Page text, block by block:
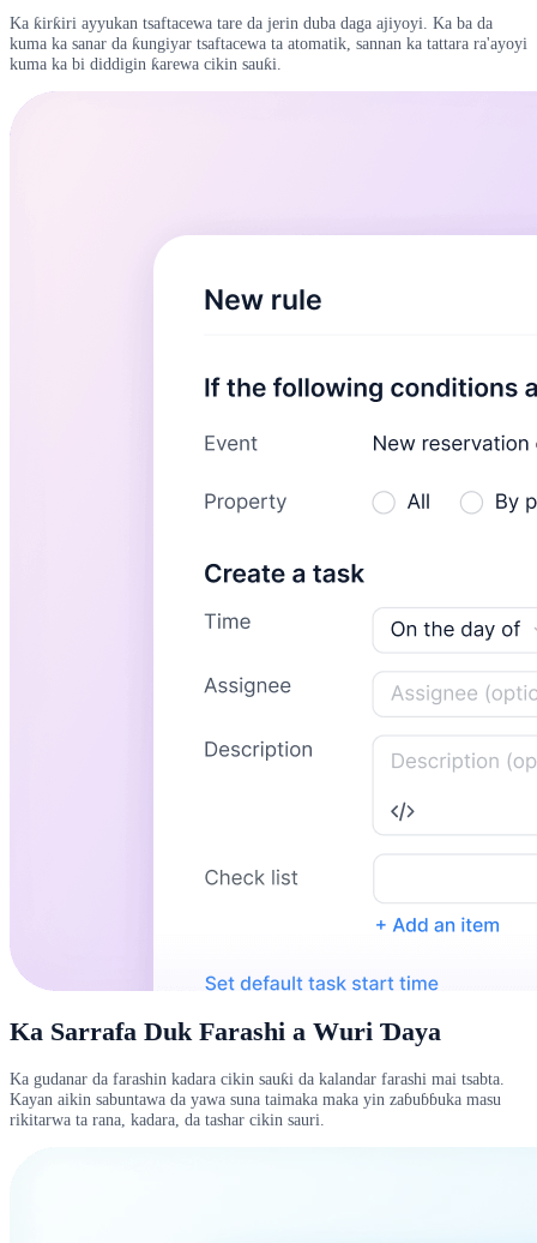
Ka ƙirƙiri ayyukan tsaftacewa tare da jerin duba daga ajiyoyi. Ka ba da
kuma ka sanar da ƙungiyar tsaftacewa ta atomatik, sannan ka tattara ra'ayoyi
kuma ka bi diddigin ƙarewa cikin sauƙi.
Ka Sarrafa Duk Farashi a Wuri Ɗaya
Ka gudanar da farashin kadara cikin sauƙi da kalandar farashi mai tsabta.
Kayan aikin sabuntawa da yawa suna taimaka maka yin zaɓuɓɓuka masu
rikitarwa ta rana, kadara, da tashar cikin sauri.